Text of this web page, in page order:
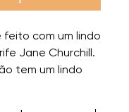
feito com um lindo
Jane Churchill.
tem um lindo